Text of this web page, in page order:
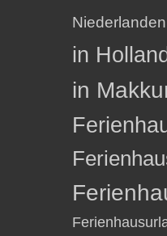
Niederlanden
in Holland
in